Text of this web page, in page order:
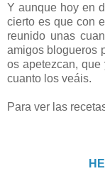
Y aunque hoy en
cierto es que con
reunido unas
amigos blogueros
os apetezcan,
cuanto los veáis.
Para ver las